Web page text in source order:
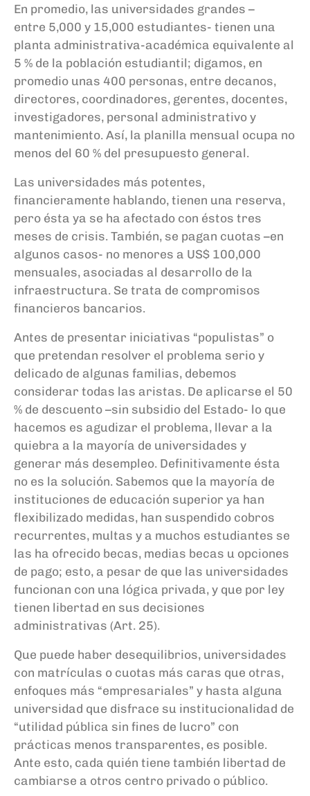
En promedio, las universidades grandes –
entre 5,000 y 15,000 estudiantes- tienen una
planta administrativa-académica equivalente al
5 % de la población estudiantil; digamos, en
promedio unas 400 personas, entre decanos,
directores, coordinadores, gerentes, docentes,
investigadores, personal administrativo y
mantenimiento. Así, la planilla mensual ocupa no
menos del 60 % del presupuesto general.
Las universidades más potentes,
financieramente hablando,tienen una reserva,
pero ésta ya se ha afectado con éstos tres
meses de crisis. También, se pagan cuotas –en
algunos casos- no menores a US$ 100,000
mensuales, asociadas al desarrollo de la
infraestructura. Se trata de compromisos
financieros bancarios.
Antes de presentar iniciativas “populistas” o
que pretendan resolver el problema serio y
delicado de algunas familias, debemos
considerar todas las aristas. De aplicarse el 50
% de descuento –sin subsidio del Estado- lo que
hacemos es agudizar el problema, llevar a la
quiebra a la mayoría de universidades y
generar más desempleo. Definitivamente ésta
no es la solución. Sabemos que la mayoría de
instituciones de educación superior ya han
flexibilizado medidas, han suspendido cobros
recurrentes, multas y a muchos estudiantes se
las ha ofrecido becas, medias becas u opciones
de pago; esto, a pesar de que las universidades
funcionan con una lógica privada, y que por ley
tienen libertad en sus decisiones
administrativas (Art. 25).
Que puede haber desequilibrios, universidades
con matrículas o cuotas más caras que otras,
enfoques más “empresariales” y hasta alguna
universidad que disfrace su institucionalidad de
“utilidad pública sin fines de lucro” con
prácticas menos transparentes, es posible.
Ante esto, cada quién tiene también libertad de
cambiarse a otros centro privado o público.